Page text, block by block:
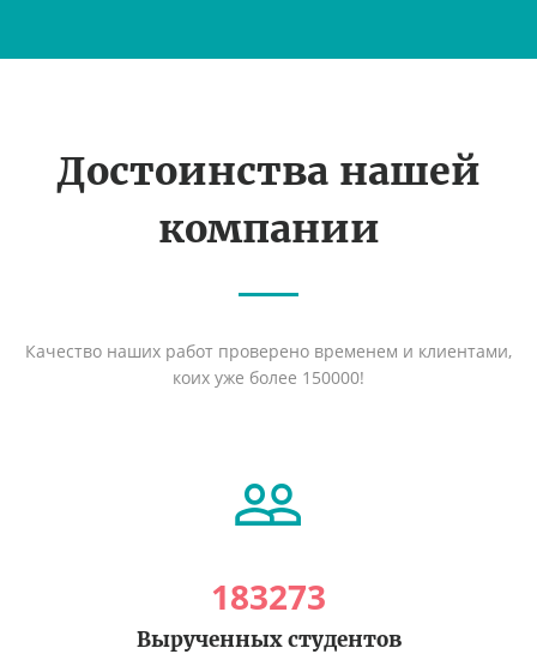
Достоинства нашей
компании
Качество наших работ проверено временем и клиентами,
коих уже более 150000!
183273
Вырученных студентов